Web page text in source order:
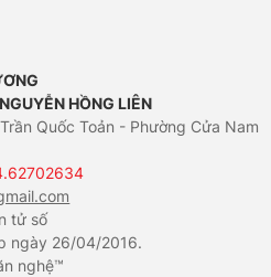
NGUYỄN HỒNG LIÊN
Quốc Toản - Phường Cửa Nam
tử số
ngày 26/04/2016.
nghệ™